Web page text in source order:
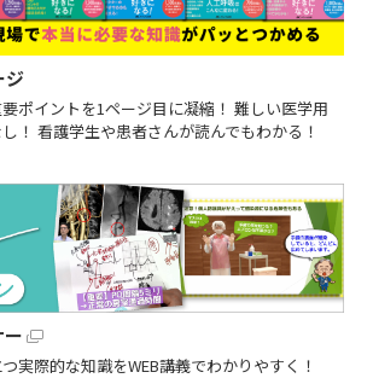
ジ
ポイントを1ページ目に凝縮！ 難しい医学用
！ 看護学生や患者さんが読んでもわかる！
実際的な知識をWEB講義でわかりやすく！